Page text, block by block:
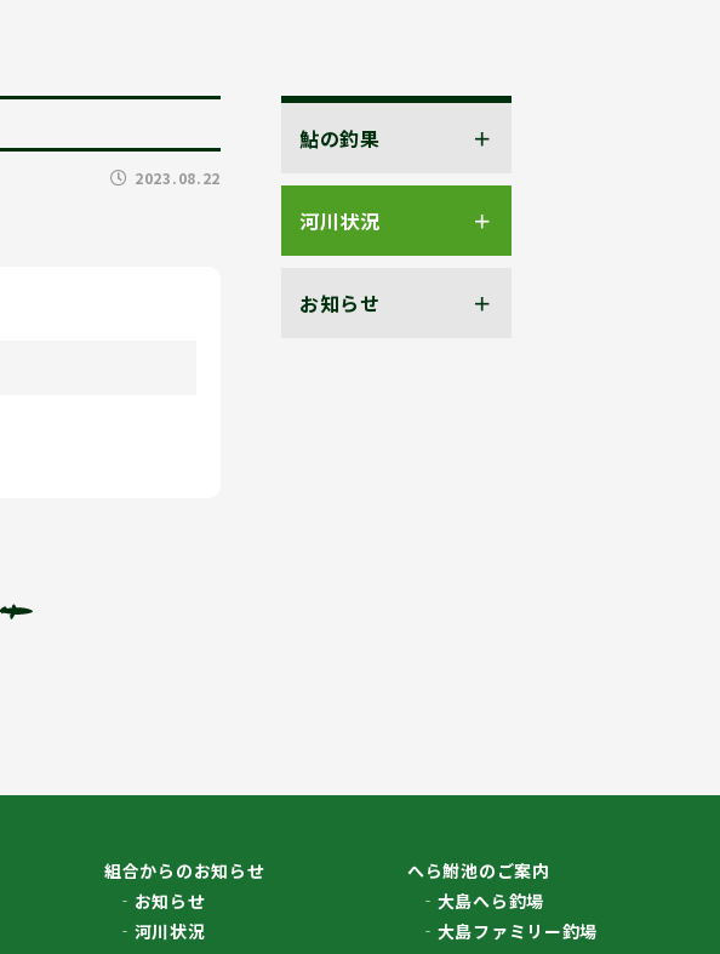
2023.08.22
鮎の釣果
河川状況
お知らせ
組合からのお知らせ
お知らせ
河川状況
へら鮒池のご案内
大島へら釣場
大島ファミリー釣場